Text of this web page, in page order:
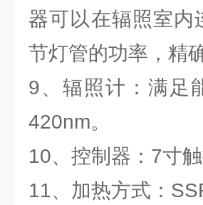
器可以在辐照室内
节灯管的功率，精
9、辐照计：满足
420nm。
10、控制器：7寸
11、加热方式：